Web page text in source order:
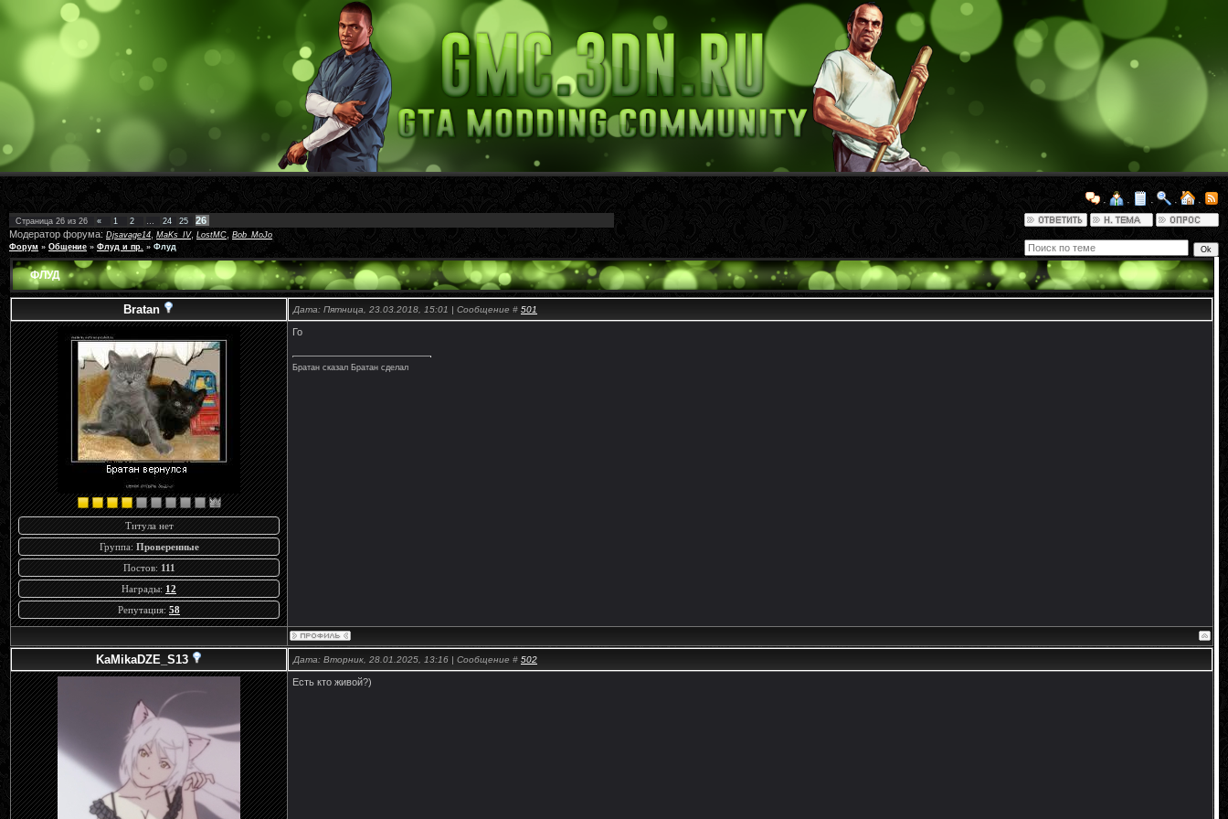
· · · · ·
Страница 26 из 26 « 1 2 … 24 25
26
Модератор форума: Djsavage14 MaKs_IV, LostMC Bob_MoJo
Форум » Общение » Флуд и пр. » Флуд
ФЛУД
Bratan Дата: Пятница, 23.03.2018, 15:01 | Сообщение # 501
Титула нет
Группа: Проверенные
Постов: 111
Награды: 12
Репутация: 58
Го
Братан сказал Братан сделал
KaMikaDZE_S13 Дата: Вторник, 28.01.2025, 13:16 | Сообщение # 502
Есть кто живой?)